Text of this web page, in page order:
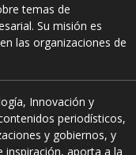
temas de
Su misión es
las organizaciones de
Innovación y
periodísticos,
y gobiernos, y
aporta a la